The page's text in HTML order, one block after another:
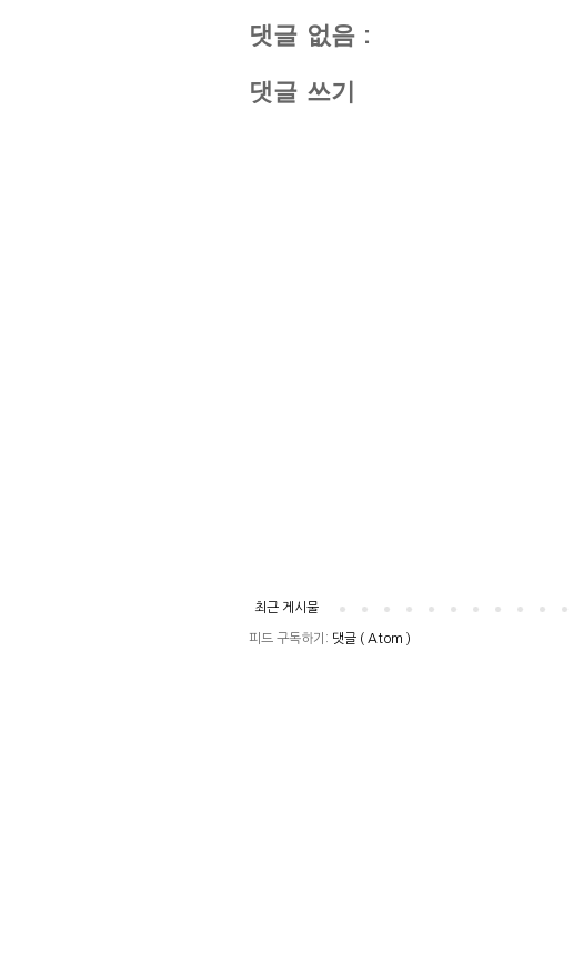
댓글 없음 :
댓글 쓰기
최근 게시물
피드 구독하기: 댓글 ( Atom )